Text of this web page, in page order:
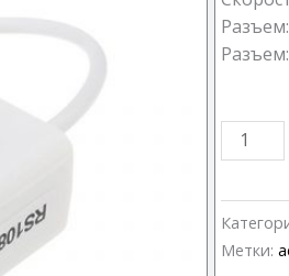
товара
USB
-Метки: